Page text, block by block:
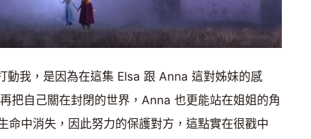
動我，是因為在這集 Elsa 跟 Anna 這對姊妹的感
把自己關在封閉的世界，Anna 也更能站在姐姐的角
命中消失，因此努力的保護對方，這點實在很戳中